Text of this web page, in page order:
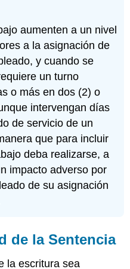
aumenten a un nivel
a la asignación de
y cuando se
un turno
o más en dos (2) o
intervengan días
de servicio de un
que para incluir
deba realizarse, a
impacto adverso por
de su asignación
de la Sentencia
la escritura sea